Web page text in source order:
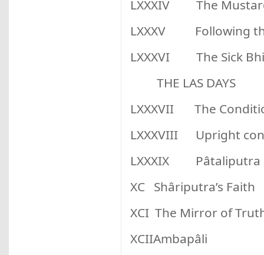
LXXXIV The
LXXXV Following
LXXXVI The Sick
THE LAS DAYS
LXXXVII The
LXXXVIII Upright
LXXXIX Pâtaliputra
XC Shâriputra’s Faith
XCI The Mirror of
XCIIAmbapâli